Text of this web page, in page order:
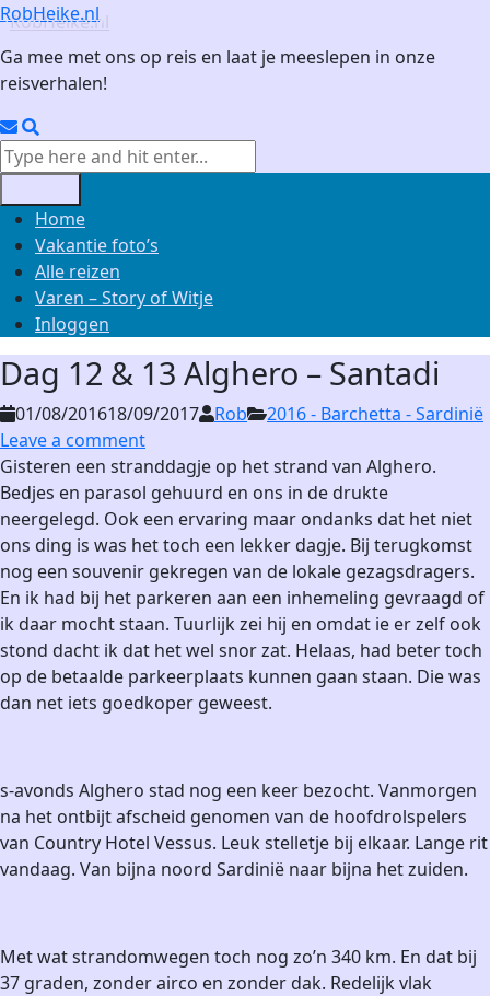
Skip
to
content
RobHeike.nl
Ga mee met ons op reis en laat je meeslepen in onze
reisverhalen!
Email
Search
for:
Home
Vakantie foto’s
Alle reizen
Varen – Story of Witje
Inloggen
Dag 12 & 13 Alghero – Santadi
01/08/201618/09/2017 Rob
2016 - Barchetta - Sardinië
Leave a comment
Gisteren een stranddagje op het strand van Alghero.
Bedjes en parasol gehuurd en ons in de drukte
neergelegd. Ook een ervaring maar ondanks dat het niet
ons ding is was het toch een lekker dagje. Bij terugkomst
nog een souvenir gekregen van de lokale gezagsdragers.
En ik had bij het parkeren aan een inhemeling gevraagd of
ik daar mocht staan. Tuurlijk zei hij en omdat ie er zelf ook
stond dacht ik dat het wel snor zat. Helaas, had beter toch
op de betaalde parkeerplaats kunnen gaan staan. Die was
dan net iets goedkoper geweest.
s-avonds Alghero stad nog een keer bezocht. Vanmorgen
na het ontbijt afscheid genomen van de hoofdrolspelers
van Country Hotel Vessus. Leuk stelletje bij elkaar. Lange rit
vandaag. Van bijna noord Sardinië naar bijna het zuiden.
Met wat strandomwegen toch nog zo’n 340 km. En dat bij
37 graden, zonder airco en zonder dak. Redelijk vlak